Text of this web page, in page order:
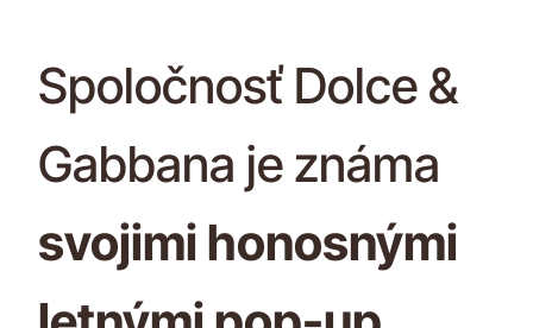
Spoločnosť Dolce &
Gabbana je známa
svojimi honosnými